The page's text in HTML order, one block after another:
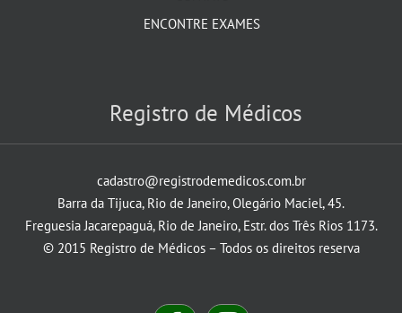
ENCONTRE EXAMES
Registro de Médicos
cadastro@registrodemedicos.com.br
Barra da Tijuca, Rio de Janeiro, Olegário Maciel, 45.
Freguesia Jacarepaguá, Rio de Janeiro, Estr. dos Três Rios 1173.
© 2015 Registro de Médicos – Todos os direitos reserva